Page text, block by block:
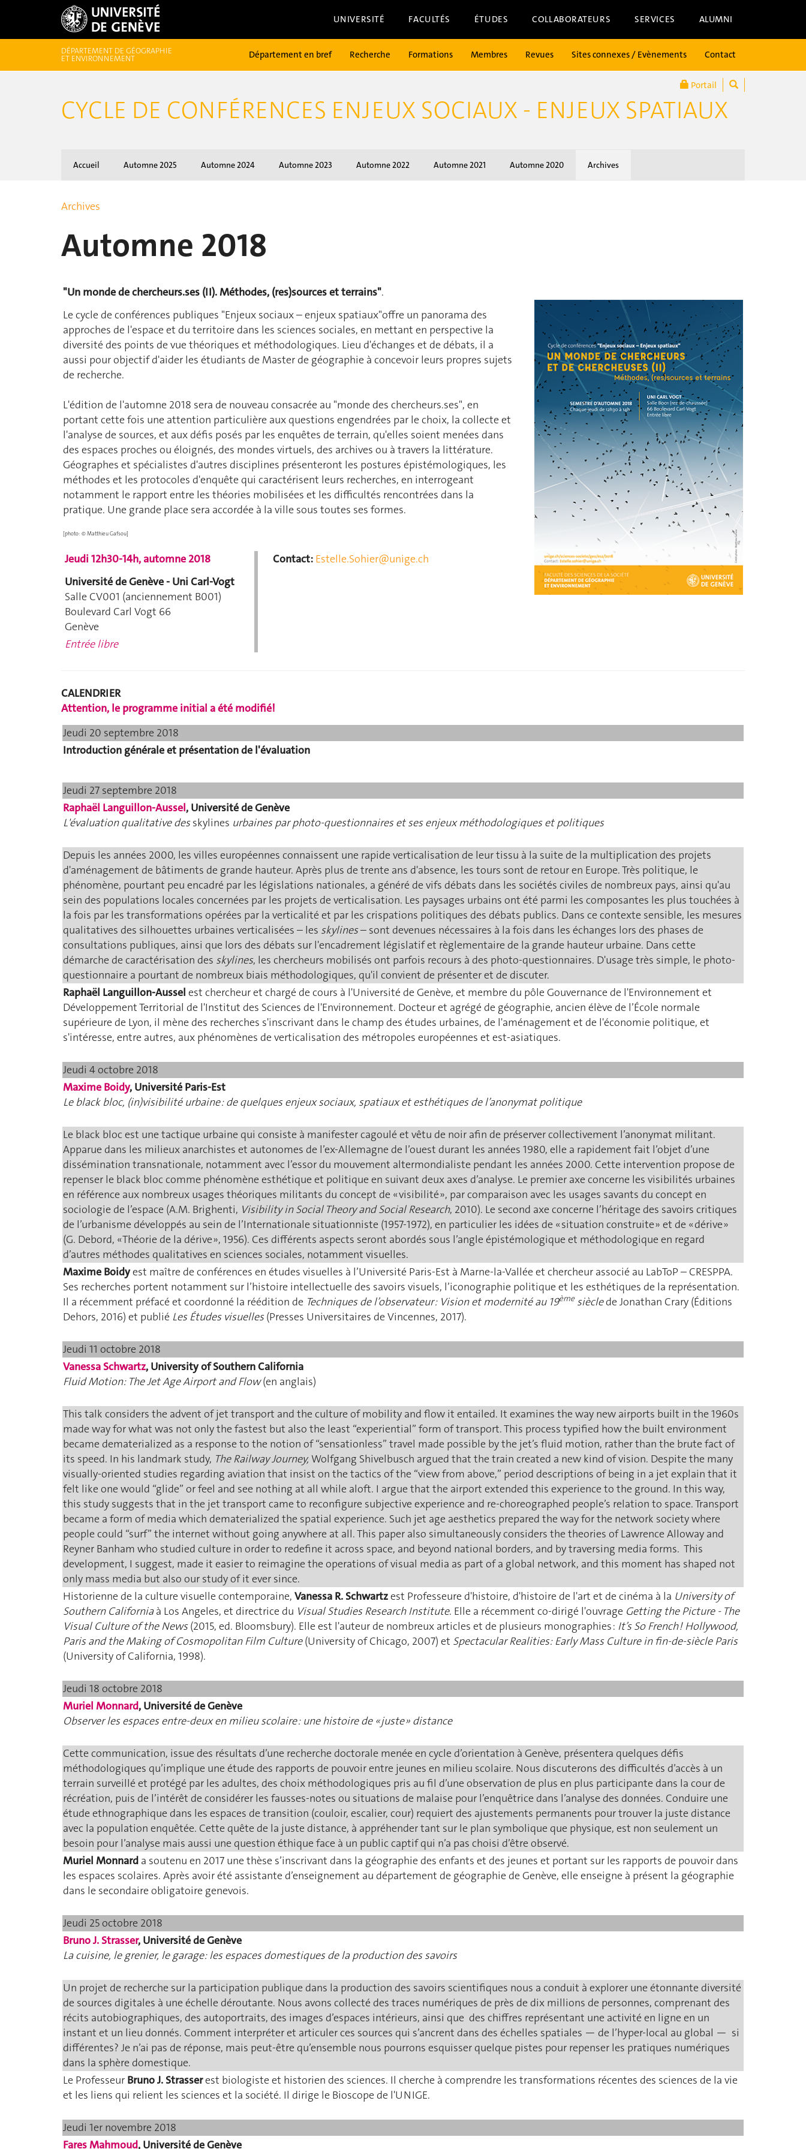
UNIVERSITÉ FACULTÉS ÉTUDES COLLABORATEURS SERVICES ALUMNI
Portail
DÉPARTEMENT DE GÉOGRAPHIE
ET ENVIRONNEMENT Département en bref Recherche Formations Membres Revues Sites connexes / Evènements Contact
CYCLE DE CONFÉRENCES ENJEUX SOCIAUX - ENJEUX SPATIAUX
Accueil Automne 2025 Automne 2024 Automne 2023 Automne 2022 Automne 2021 Automne 2020 Archives
Archives
Automne 2018
"Un monde de chercheurs.ses (II). Méthodes, (res)sources et terrains".
Le cycle de conférences publiques "Enjeux sociaux – enjeux spatiaux"offre un panorama des
approches de l'espace et du territoire dans les sciences sociales, en mettant en perspective la
diversité des points de vue théoriques et méthodologiques. Lieu d'échanges et de débats, il a
aussi pour objectif d'aider les étudiants de Master de géographie à concevoir leurs propres sujets
de recherche.
L'édition de l'automne 2018 sera de nouveau consacrée au "monde des chercheurs.ses", en
portant cette fois une attention particulière aux questions engendrées par le choix, la collecte et
l'analyse de sources, et aux défis posés par les enquêtes de terrain, qu'elles soient menées dans
des espaces proches ou éloignés, des mondes virtuels, des archives ou à travers la littérature.
Géographes et spécialistes d'autres disciplines présenteront les postures épistémologiques, les
méthodes et les protocoles d'enquête qui caractérisent leurs recherches, en interrogeant
notamment le rapport entre les théories mobilisées et les difficultés rencontrées dans la
pratique. Une grande place sera accordée à la ville sous toutes ses formes.
[photo: © Matthieu Gafsou]
Jeudi 12h30-14h, automne 2018
Université de Genève - Uni Carl-Vogt
Salle CV001 (anciennement B001)
Boulevard Carl Vogt 66
Genève
Contact: Estelle.Sohier@unige.ch
Entrée libre
CALENDRIER
Attention, le programme initial a été modifié!
Jeudi 20 septembre 2018
Introduction générale et présentation de l'évaluation
Jeudi 27 septembre 2018
Raphaël Languillon-Aussel, Université de Genève
L'évaluation qualitative desskylines urbaines par photo-questionnaires et ses enjeux méthodologiques et politiques
Depuis les années 2000, les villes européennes connaissent une rapide verticalisation de leur tissu à la suite de la multiplication des projets
d'aménagement de bâtiments de grande hauteur. Après plus de trente ans d'absence, les tours sont de retour en Europe. Très politique, le
phénomène, pourtant peu encadré par les législations nationales, a généré de vifs débats dans les sociétés civiles de nombreux pays, ainsi qu'au
sein des populations locales concernées par les projets de verticalisation. Les paysages urbains ont été parmi les composantes les plus touchées à
la fois par les transformations opérées par la verticalité et par les crispations politiques des débats publics. Dans ce contexte sensible, les mesures
qualitatives des silhouettes urbaines verticalisées – les skylines– sont devenues nécessaires à la fois dans les échanges lors des phases de
consultations publiques, ainsi que lors des débats sur l'encadrement législatif et règlementaire de la grande hauteur urbaine. Dans cette
démarche de caractérisation des skylines, les chercheurs mobilisés ont parfois recours à des photo-questionnaires. D'usage très simple, le photo-
questionnaire a pourtant de nombreux biais méthodologiques, qu'il convient de présenter et de discuter.
Raphaël Languillon-Aussel est chercheur et chargé de cours à l'Université de Genève, et membre du pôle Gouvernance de l'Environnement et
Développement Territorial de l'Institut des Sciences de l'Environnement. Docteur et agrégé de géographie, ancien élève de l’École normale
supérieure de Lyon, il mène des recherches s'inscrivant dans le champ des études urbaines, de l'aménagement et de l'économie politique, et
s'intéresse, entre autres, aux phénomènes de verticalisation des métropoles européennes et est-asiatiques.
Jeudi 4 octobre 2018
Maxime Boidy, Université Paris-Est
Le black bloc, (in)visibilité urbaine : de quelques enjeux sociaux, spatiaux et esthétiques de l’anonymat politique
Le black bloc est une tactique urbaine qui consiste à manifester cagoulé et vêtu de noir afin de préserver collectivement l’anonymat militant.
Apparue dans les milieux anarchistes et autonomes de l’ex-Allemagne de l’ouest durant les années 1980, elle a rapidement fait l’objet d’une
dissémination transnationale, notamment avec l’essor du mouvement altermondialiste pendant les années 2000. Cette intervention propose de
repenser le black bloc comme phénomène esthétique et politique en suivant deux axes d’analyse. Le premier axe concerne les visibilités urbaines
en référence aux nombreux usages théoriques militants du concept de « visibilité », par comparaison avec les usages savants du concept en
sociologie de l’espace (A.M. Brighenti, Visibility in Social Theory and Social Research, 2010). Le second axe concerne l’héritage des savoirs critiques
de l’urbanisme développés au sein de l’Internationale situationniste (1957-1972), en particulier les idées de « situation construite » et de « dérive »
(G. Debord, « Théorie de la dérive », 1956). Ces différents aspects seront abordés sous l’angle épistémologique et méthodologique en regard
d’autres méthodes qualitatives en sciences sociales, notamment visuelles.
Maxime Boidyest maître de conférences en études visuelles à l’Université Paris-Est à Marne-la-Vallée et chercheur associé au LabToP – CRESPPA.
Ses recherches portent notamment sur l’histoire intellectuelle des savoirs visuels, l’iconographie politique et les esthétiques de la représentation.
Il a récemment préfacé et coordonné la réédition de Techniques de l’observateur : Vision et modernité au 19èmesièclede Jonathan Crary (Éditions
Dehors, 2016) et publié Les Études visuelles(Presses Universitaires de Vincennes, 2017).
Jeudi 11 octobre 2018
Vanessa Schwartz, University of Southern California
Fluid Motion: The Jet Age Airport and Flow(en anglais)
This talk considers the advent of jet transport and the culture of mobility and flow it entailed. It examines the way new airports built in the 1960s
made way for what was not only the fastest but also the least “experiential” form of transport. This process typified how the built environment
became dematerialized as a response to the notion of “sensationless” travel made possible by the jet’s fluid motion, rather than the brute fact of
its speed. In his landmark study, The Railway Journey, Wolfgang Shivelbusch argued that the train created a new kind of vision. Despite the many
visually-oriented studies regarding aviation that insist on the tactics of the “view from above,” period descriptions of being in a jet explain that it
felt like one would “glide” or feel and see nothing at all while aloft. I argue that the airport extended this experience to the ground. In this way,
this study suggests that in the jet transport came to reconfigure subjective experience and re-choreographed people’s relation to space. Transport
became a form of media which dematerialized the spatial experience. Such jet age aesthetics prepared the way for the network society where
people could “surf” the internet without going anywhere at all. This paper also simultaneously considers the theories of Lawrence Alloway and
Reyner Banham who studied culture in order to redefine it across space, and beyond national borders, and by traversing media forms. This
development, I suggest, made it easier to reimagine the operations of visual media as part of a global network, and this moment has shaped not
only mass media but also our study of it ever since.
Historienne de la culture visuelle contemporaine, Vanessa R. Schwartzest Professeure d'histoire, d'histoire de l'art et de cinéma à la University of
Southern Californiaà Los Angeles, et directrice du Visual Studies Research Institute. Elle a récemment co-dirigé l'ouvrage Getting the Picture - The
Visual Culture of the News(2015, ed. Bloomsbury). Elle est l'auteur de nombreux articles et de plusieurs monographies : It’s So French !Hollywood,
Paris and the Making of Cosmopolitan Film Culture(University of Chicago, 2007) et Spectacular Realities: Early Mass Culture in fin-de-siècle Paris
(University of California, 1998).
Jeudi 18 octobre 2018
Muriel Monnard, Université de Genève
Observer les espaces entre-deux en milieu scolaire : une histoire de « juste » distance
Cette communication, issue des résultats d’une recherche doctorale menée en cycle d’orientation à Genève, présentera quelques défis
méthodologiques qu’implique une étude des rapports de pouvoir entre jeunes en milieu scolaire. Nous discuterons des difficultés d’accès à un
terrain surveillé et protégé par les adultes, des choix méthodologiques pris au fil d’une observation de plus en plus participante dans la cour de
récréation, puis de l’intérêt de considérer les fausses-notes ou situations de malaise pour l’enquêtrice dans l’analyse des données. Conduire une
étude ethnographique dans les espaces de transition (couloir, escalier, cour) requiert des ajustements permanents pour trouver la juste distance
avec la population enquêtée. Cette quête de la juste distance, à appréhender tant sur le plan symbolique que physique, est non seulement un
besoin pour l’analyse mais aussi une question éthique face à un public captif qui n’a pas choisi d’être observé.
Muriel Monnard a soutenu en 2017 une thèse s’inscrivant dans la géographie des enfants et des jeunes et portant sur les rapports de pouvoir dans
les espaces scolaires. Après avoir été assistante d’enseignement au département de géographie de Genève, elle enseigne à présent la géographie
dans le secondaire obligatoire genevois.
Jeudi 25 octobre 2018
Bruno J. Strasser, Université de Genève
La cuisine, le grenier, le garage: les espaces domestiques de la production des savoirs
Un projet de recherche sur la participation publique dans la production des savoirs scientifiques nous a conduit à explorer une étonnante diversité
de sources digitales à une échelle déroutante. Nous avons collecté des traces numériques de près de dix millions de personnes, comprenant des
récits autobiographiques, des autoportraits, des images d’espaces intérieurs, ainsi que des chiffres représentant une activité en ligne en un
instant et un lieu donnés. Comment interpréter et articuler ces sources qui s’ancrent dans des échelles spatiales — de l’hyper-local au global — si
différentes? Je n’ai pas de réponse, mais peut-être qu’ensemble nous pourrons esquisser quelque pistes pour repenser les pratiques numériques
dans la sphère domestique.
Le Professeur Bruno J. Strasserest biologiste et historien des sciences. Il cherche à comprendre les transformations récentes des sciences de la vie
et les liens qui relient les sciences et la société. Il dirige le Bioscope de l'UNIGE.
Jeudi 1er novembre 2018
Fares Mahmoud, Université de Genève